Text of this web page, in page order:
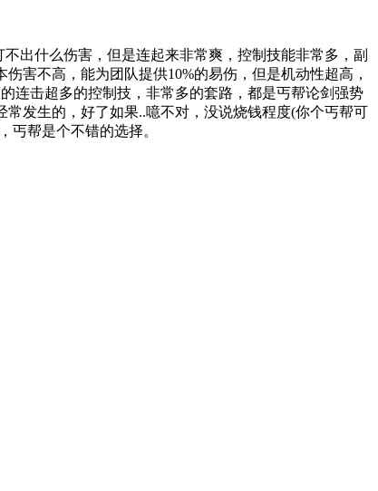
出什么伤害，但是连起来非常爽，控制技能非常多，副
害不高，能为团队提供10%的易伤，但是机动性超高，
连击超多的控制技，非常多的套路，都是丐帮论剑强势
发生的，好了如果..噫不对，没说烧钱程度(你个丐帮可
丐帮是个不错的选择。